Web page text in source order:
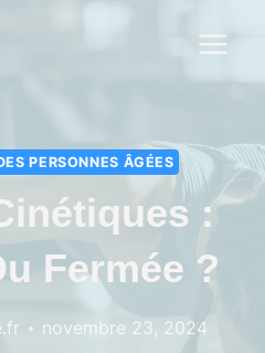
PERSONNES ÂGÉES
:
Fermée ?
novembre 23, 2024